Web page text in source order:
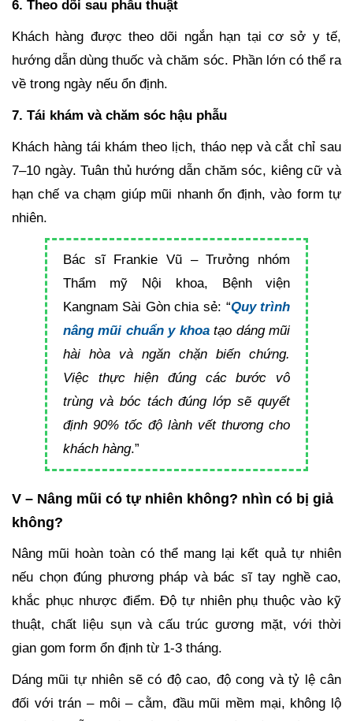
6. Theo dõi sau phẫu thuật
Khách hàng được theo dõi ngắn hạn tại cơ sở y tế,
hướng dẫn dùng thuốc và chăm sóc. Phần lớn có thể ra
về trong ngày nếu ổn định.
7. Tái khám và chăm sóc hậu phẫu
Khách hàng tái khám theo lịch, tháo nẹp và cắt chỉ sau
7–10 ngày. Tuân thủ hướng dẫn chăm sóc, kiêng cữ và
hạn chế va chạm giúp mũi nhanh ổn định, vào form tự
nhiên.
Bác sĩ Frankie Vũ – Trưởng nhóm
Thẩm mỹ Nội khoa, Bệnh viện
Kangnam Sài Gòn chia sẻ: “Quy trình
nâng mũi chuẩn y khoatạo dáng mũi
hài hòa và ngăn chặn biến chứng.
Việc thực hiện đúng các bước vô
trùng và bóc tách đúng lớp sẽ quyết
định 90% tốc độ lành vết thương cho
khách hàng.”
V – Nâng mũi có tự nhiên không? nhìn có bị giả
không?
Nâng mũi hoàn toàn có thể mang lại kết quả tự nhiên
nếu chọn đúng phương pháp và bác sĩ tay nghề cao,
khắc phục nhược điểm. Độ tự nhiên phụ thuộc vào kỹ
thuật, chất liệu sụn và cấu trúc gương mặt, với thời
gian gom form ổn định từ 1-3 tháng.
Dáng mũi tự nhiên sẽ có độ cao, độ cong và tỷ lệ cân
đối với trán – môi – cằm, đầu mũi mềm mại, không lộ